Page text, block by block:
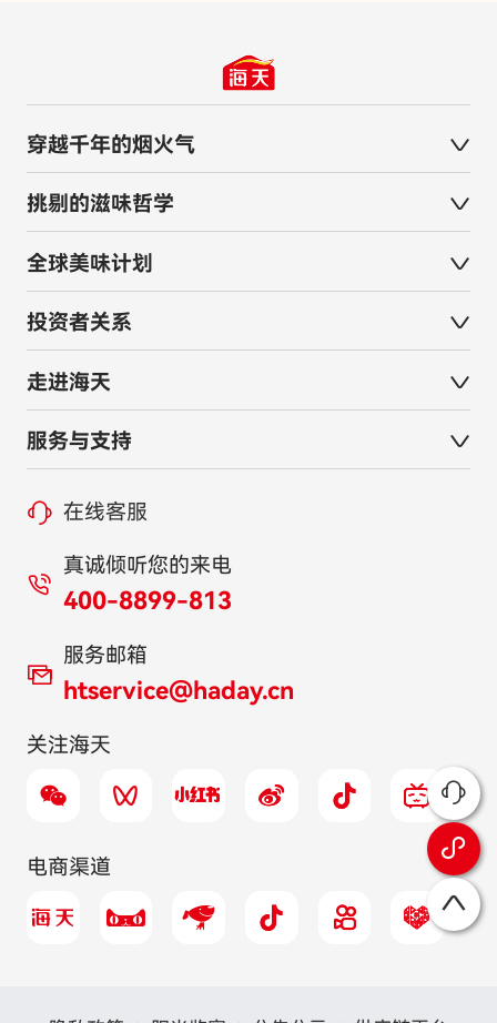
穿越千年的烟火气
挑剔的滋味哲学
全球美味计划
投资者关系
走进海天
服务与支持
在线客服
真诚倾听您的来电
400-8899-813
服务邮箱
htservice@haday.cn
关注海天
电商渠道